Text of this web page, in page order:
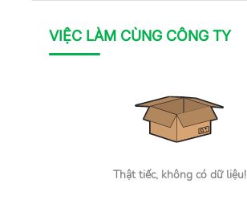
VIỆC LÀM CÙNG CÔNG TY
Thật tiếc, không có dữ liệu!